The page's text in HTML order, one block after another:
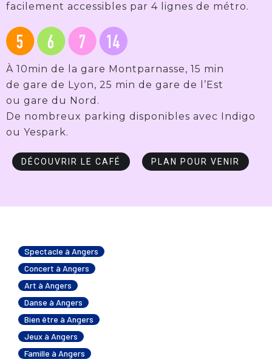
facilement accessibles par 4 lignes de métro.
À 10min de la gare Montparnasse, 15 min
de gare de Lyon, 25 min de gare de l’Est
ou gare du Nord.
De nombreux parking disponibles avec Indigo
ou Yespark.
DÉCOUVRIR LE CAFÉ PLAN POUR VENIR
Spectacle à Angers
Concert à Angers
Art à Angers
Danse à Angers
Bien être à Angers
Jeux à Angers
Famille à Angers